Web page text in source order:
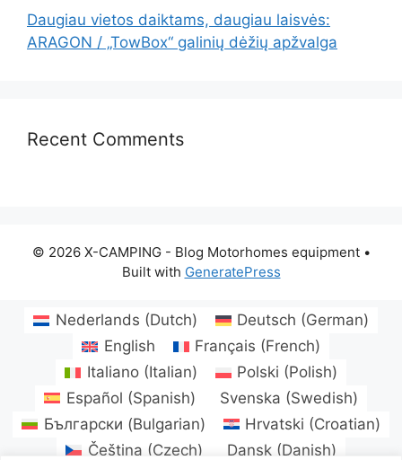
Daugiau vietos daiktams, daugiau laisvės:
ARAGON / „TowBox“ galinių dėžių apžvalga
Recent Comments
© 2026 X-CAMPING - Blog Motorhomes equipment•
Built with GeneratePress
Nederlands (Dutch) Deutsch (German)
English
Français (French)
Italiano(Italian) Polski (Polish)
Español (Spanish) Svenska (Swedish)
Български (Bulgarian) Hrvatski (Croatian)
Čeština (Czech) Dansk(Danish)